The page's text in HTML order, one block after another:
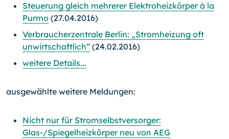
Steuerung gleich mehrerer Elektroheizkörper à la
Purmo (27.04.2016)
Verbraucherzentrale Berlin: „Stromheizung oft
unwirtschaftlich“ (24.02.2016)
weitere Details...
ausgewählte weitere Meldungen:
Nicht nur für Stromselbstversorger:
Glas-/Spiegelheizkörper neu von AEG